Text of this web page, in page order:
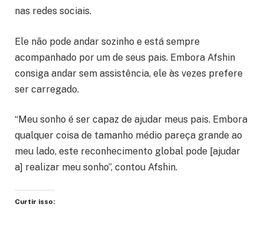
nas redes sociais.
Ele não pode andar sozinho e está sempre
acompanhado por um de seus pais. Embora Afshin
consiga andar sem assistência, ele às vezes prefere
ser carregado.
“Meu sonho é ser capaz de ajudar meus pais. Embora
qualquer coisa de tamanho médio pareça grande ao
meu lado, este reconhecimento global pode [ajudar
a] realizar meu sonho”, contou Afshin.
Curtir isso: